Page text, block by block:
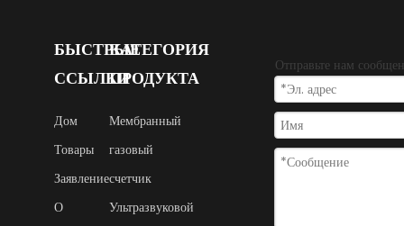
БЫСТРЫЕ
ССЫЛКИ
Дом
Товары
Заявление
О
КАТЕГОРИЯ
ПРОДУКТА
Мембранный
газовый
счетчик
Ультразвуковой
Отправьте нам